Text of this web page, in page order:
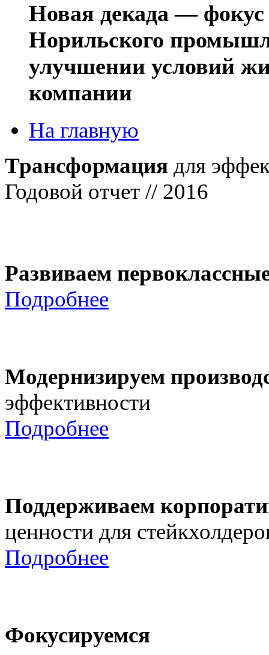
Новая декада — фокус
Норильского
улучшении условий
компании
На главную
Трансформация для
Годовой отчет // 2016
Развиваем
Подробнее
Модернизируем
эффективности
Подробнее
Поддерживаем
ценности для
Подробнее
Фокусируемся